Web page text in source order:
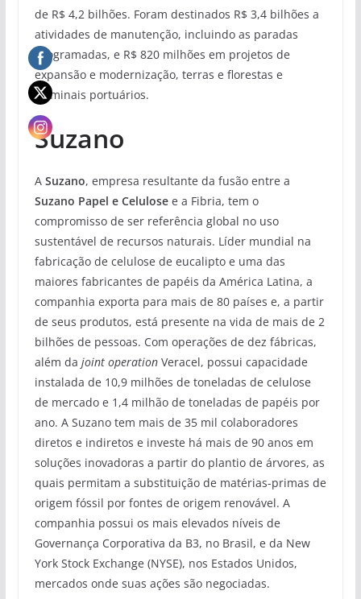
de R$ 4,2 bilhões. Foram destinados R$ 3,4 bilhões a
atividades de manutenção, incluindo as paradas
programadas, e R$ 820 milhões em projetos de
expansão e modernização, terras e florestas e
terminais portuários.
Suzano
A Suzano, empresa resultante da fusão entre a
Suzano Papel e Celulosee a Fibria, tem o
compromisso de ser referência global no uso
sustentável de recursos naturais. Líder mundial na
fabricação de celulose de eucalipto e uma das
maiores fabricantes de papéis da América Latina, a
companhia exporta para mais de 80 países e, a partir
de seus produtos, está presente na vida de mais de 2
bilhões de pessoas. Com operações de dez fábricas,
além da joint operationVeracel, possui capacidade
instalada de 10,9 milhões de toneladas de celulose
de mercado e 1,4 milhão de toneladas de papéis por
ano. A Suzano tem mais de 35 mil colaboradores
diretos e indiretos e investe há mais de 90 anos em
soluções inovadoras a partir do plantio de árvores, as
quais permitam a substituição de matérias-primas de
origem fóssil por fontes de origem renovável. A
companhia possui os mais elevados níveis de
Governança Corporativa da B3, no Brasil, e da New
York Stock Exchange (NYSE), nos Estados Unidos,
mercados onde suas ações são negociadas.